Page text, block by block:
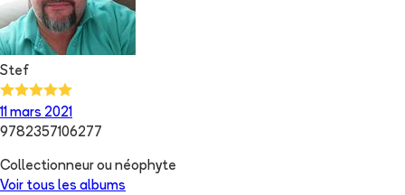
Stef
11 mars 2021
9782357106277
Collectionneur ou néophyte
Voir tous les albums